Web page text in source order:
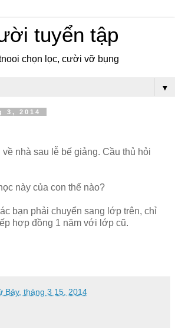
tuyển tập
chọn lọc, cười vỡ bụng
▼
3, 2014
nhà sau lễ bế giảng. Cầu thủ hỏi
này của con thế nào?
bạn phải chuyển sang lớp trên, chỉ
hợp đồng 1 năm với lớp cũ.
Bảy, tháng 3 15, 2014